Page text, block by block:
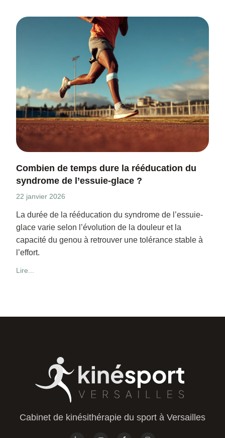
Combien de temps dure la rééducation du
syndrome de l’essuie-glace ?
22 janvier 2026
La durée de la rééducation du syndrome de l’essuie-
glace varie selon l’évolution de la douleur et la
capacité du genou à retrouver une tolérance stable à
l’effort.
Lire...
Cabinet de kinésithérapie du sport à Versailles